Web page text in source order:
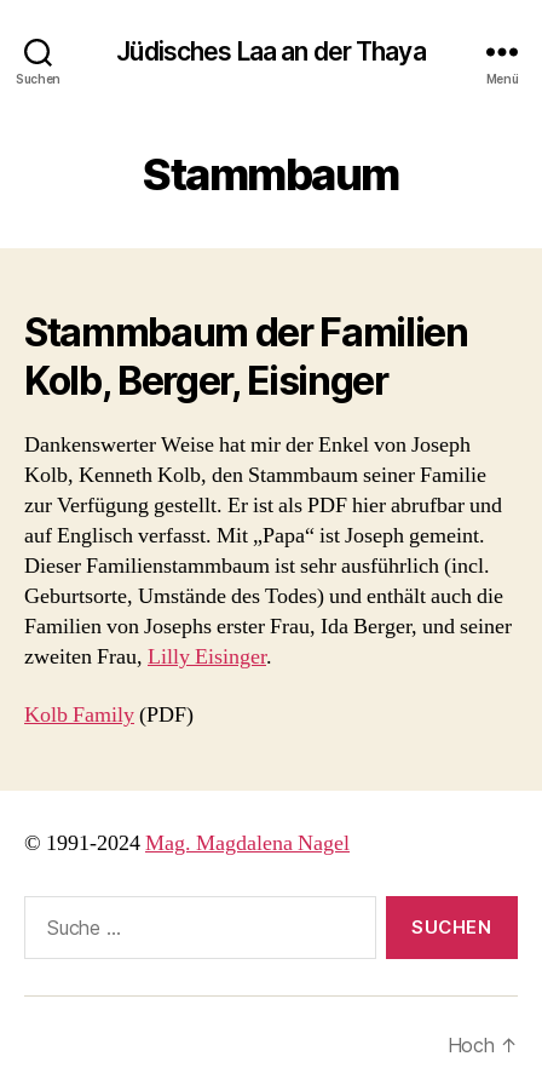
Suchen
Jüdisches Laa an der Thaya
Menü
Stammbaum
Stammbaum der Familien
Kolb, Berger, Eisinger
Dankenswerter Weise hat mir der Enkel von Joseph
Kolb, Kenneth Kolb, den Stammbaum seiner Familie
zur Verfügung gestellt. Er ist als PDF hier abrufbar und
auf Englisch verfasst. Mit „Papa“ ist Joseph gemeint.
Dieser Familienstammbaum ist sehr ausführlich (incl.
Geburtsorte, Umstände des Todes) und enthält auch die
Familien von Josephs erster Frau, Ida Berger, und seiner
zweiten Frau, Lilly Eisinger.
Kolb Family(PDF)
© 1991-2024Mag. Magdalena Nagel
nach:
Hoch ↑